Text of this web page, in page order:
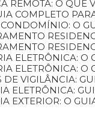
REMOTA: O QUE
COMPLETO
CONDOMÍNIO: O
ELETRÔNICA:
ELETRÔNICA:
DE VIGILÂNCIA:
ELETRÔNICA:
EXTERIOR: O